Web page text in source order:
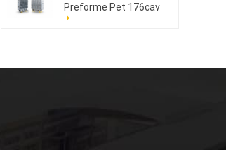
Preforme Pet 176cav